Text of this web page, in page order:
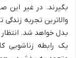
بگیرند. در غیر این
والاترین تجربه
بدل خواهد شد.
یک رابطه زناشویی